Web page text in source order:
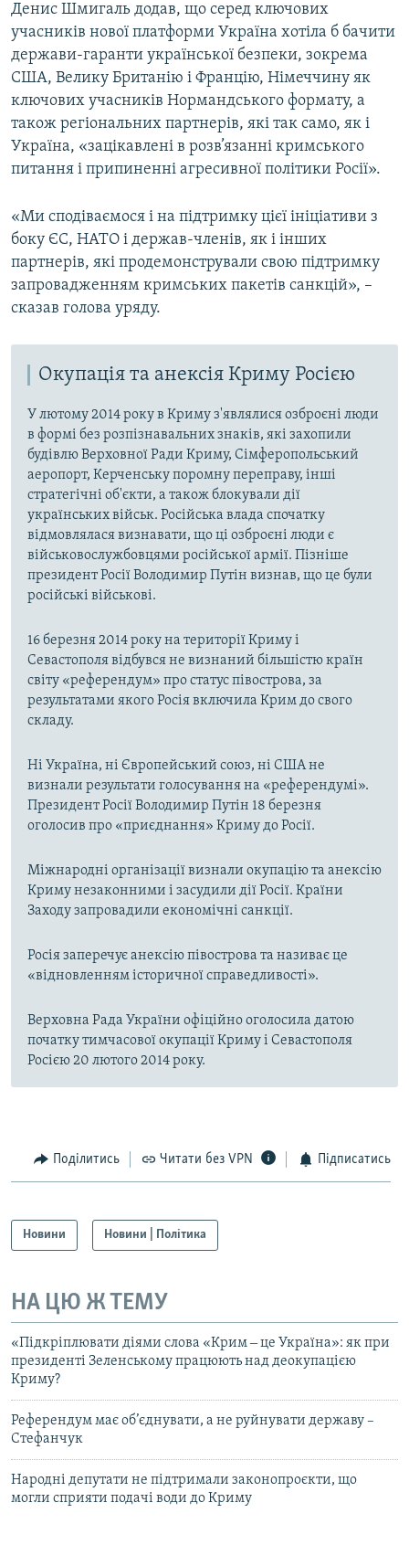
Денис Шмигаль додав, що серед ключових
учасників нової платформи Україна хотіла б бачити
держави-гаранти української безпеки, зокрема
США, Велику Британію і Францію, Німеччину як
ключових учасників Нормандського формату, а
також регіональних партнерів, які так само, як і
Україна, «зацікавлені в розв’язанні кримського
питання і припиненні агресивної політики Росії».
«Ми сподіваємося і на підтримку цієї ініціативи з
боку ЄС, НАТО і держав-членів, як і інших
партнерів, які продемонстрували свою підтримку
запровадженням кримських пакетів санкцій», –​
сказав голова уряду.
Окупація та анексія Криму Росією
У лютому 2014 року в Криму з'являлися озброєні люди
в формі без розпізнавальних знаків, які захопили
будівлю Верховної Ради Криму, Сімферопольський
аеропорт, Керченську поромну переправу, інші
стратегічні об'єкти, а також блокували дії
українських військ. Російська влада спочатку
відмовлялася визнавати, що ці озброєні люди є
військовослужбовцями російської армії. Пізніше
президент Росії Володимир Путін визнав, що це були
російські військові.
16 березня 2014 року на території Криму і
Севастополя відбувся не визнаний більшістю країн
світу «референдум» про статус півострова, за
результатами якого Росія включила Крим до свого
складу.
Ні Україна, ні Європейський союз, ні США не
визнали результати голосування на «референдумі».
Президент Росії Володимир Путін 18 березня
оголосив про «приєднання» Криму до Росії.
Міжнародні організації визнали окупацію та анексію
Криму незаконними і засудили дії Росії. Країни
Заходу запровадили економічні санкції.
Росія заперечує анексію півострова та називає це
«відновленням історичної справедливості».
Верховна Рада України офіційно оголосила датою
початку тимчасової окупації Криму і Севастополя
Росією 20 лютого 2014 року.
Поділитись Читати без VPN Підписатись
Новини Новини | Політика
НА ЦЮ Ж ТЕМУ
«Підкріплювати діями слова «Крим ‒ це Україна»: як при
президенті Зеленському працюють над деокупацією
Криму?
Референдум має об’єднувати, а не руйнувати державу –
Стефанчук
Народні депутати не підтримали законопроєкти, що
могли сприяти подачі води до Криму